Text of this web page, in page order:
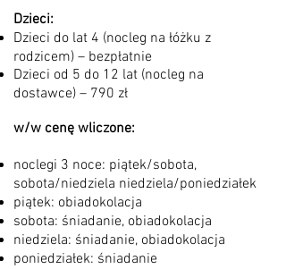
Dzieci:
Dzieci do lat 4 (nocleg na łóżku z
rodzicem) – bezpłatnie
Dzieci od 5 do 12 lat (nocleg na
dostawce) – 790 zł
w/w cenę wliczone:
noclegi 3 noce: piątek/sobota,
sobota/niedziela niedziela/poniedziałek
piątek: obiadokolacja
sobota: śniadanie, obiadokolacja
niedziela: śniadanie, obiadokolacja
poniedziałek: śniadanie